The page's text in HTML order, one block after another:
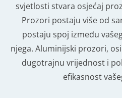
svjetlosti stvara osjećaj
Prozori postaju više od
postaju spoj između
njega. Aluminijski prozori,
dugotrajnu vrijednost i
efikasnost